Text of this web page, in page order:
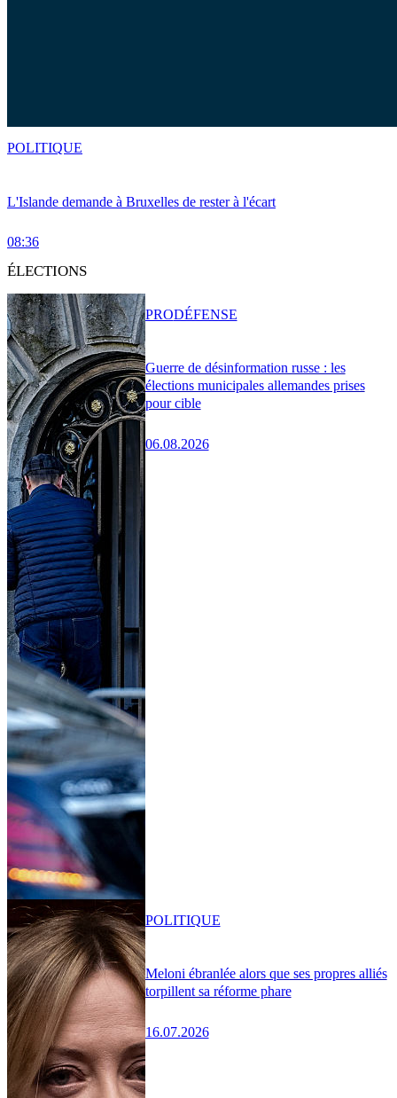
L'Islande demande à Bruxelles de rester à l'écart
08:36
POLITIQUE
ÉLECTIONS
Guerre de désinformation russe : les
élections municipales allemandes prises
pour cible
06.08.2026
PRODÉFENSE
Meloni ébranlée alors que ses propres alliés
torpillent sa réforme phare
16.07.2026
POLITIQUE